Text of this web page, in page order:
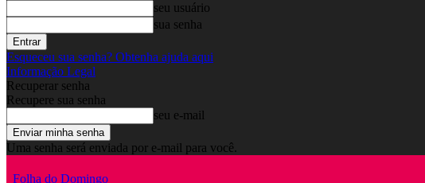
seu usuário
sua senha
Esqueceu sua senha? Obtenha ajuda aqui
Informação Legal
Recuperar senha
Recupere sua senha
seu e-mail
Uma senha será enviada por e-mail para você.
Folha do Domingo